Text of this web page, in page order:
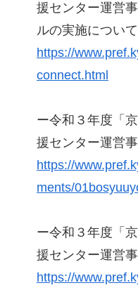
援センター運営
ルの実施について
https://
connect.html
ー令和３年度「
援センター運営
https://
ments/
ー令和３年度「
援センター運営
https://